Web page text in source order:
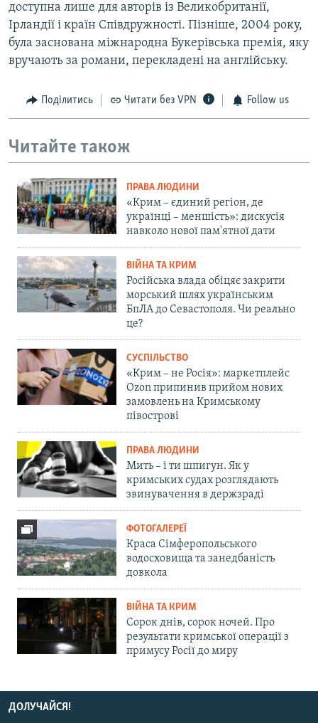
доступна лише для авторів із Великобританії,
Ірландії і країн Співдружності. Пізніше, 2004 року,
була заснована міжнародна Букерівська премія, яку
вручають за романи, перекладені на англійську.
Поділитись Читати без VPN Follow us
Читайте також
ПРАВА ЛЮДИНИ
«Крим – єдиний регіон, де
українці – меншість»: дискусія
навколо нової пам'ятної дати
ВІЙНА ТА КРИМ
Російська влада обіцяє закрити
морський шлях українським
БпЛА до Севастополя. Чи реально
це?
СУСПІЛЬСТВО
«Крим – не Росія»: маркетплейс
Ozon припинив прийом нових
замовлень на Кримському
півострові
ПРАВА ЛЮДИНИ
Мить – і ти шпигун. Як у
кримських судах розглядають
звинувачення в держзраді
ФОТОГАЛЕРЕЇ
Краса Сімферопольського
водосховища та занедбаність
довкола
ВІЙНА ТА КРИМ
Сорок днів, сорок ночей. Про
результати кримської операції з
примусу Росії до миру
ДОЛУЧАЙСЯ!